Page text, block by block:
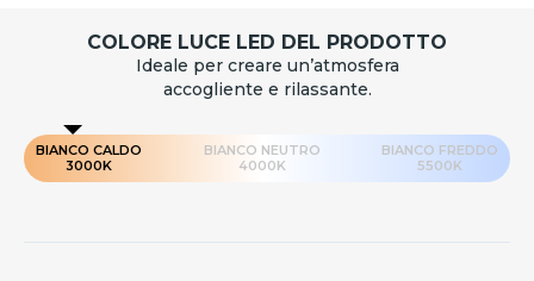
COLORE LUCE LED DEL PRODOTTO
Ideale per creare un’atmosfera
accogliente e rilassante.
BIANCO CALDO
3000K
BIANCO NEUTRO
4000K
BIANCO FREDDO
5500K